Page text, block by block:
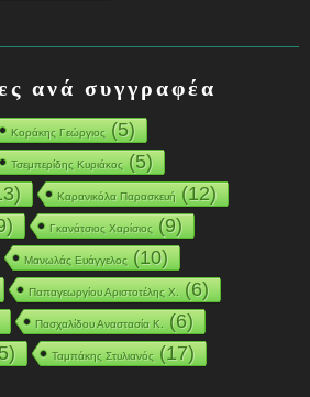
ανά συγγραφέα
Κοράκης Γεώργιος(5)
Τσεμπερίδης Κυριάκος(5)
Καρανικόλα Παρασκευή(12)
Γκανάτσιος Χαρίσιος(9)
Μανωλάς Ευάγγελος(10)
Παπαγεωργίου Αριστοτέλης Χ.(6)
Πασχαλίδου Αναστασία Κ.(6)
Ταμπάκης Στυλιανός(17)